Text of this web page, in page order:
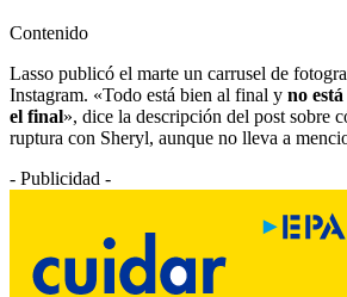
Contenido
Lasso publicó el marte un carrusel de
Instagram. «Todo está bien al final y no
el final», dice la descripción del post sobre
ruptura con Sheryl, aunque no lleva a
- Publicidad -